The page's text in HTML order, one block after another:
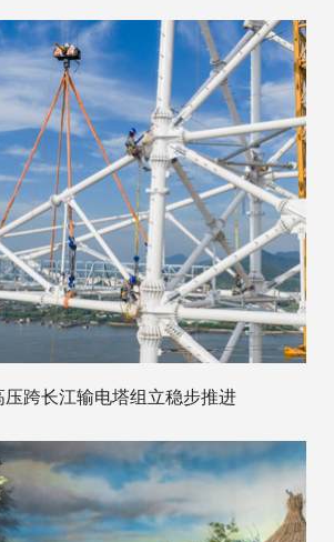
压跨长江输电塔组立稳步推进